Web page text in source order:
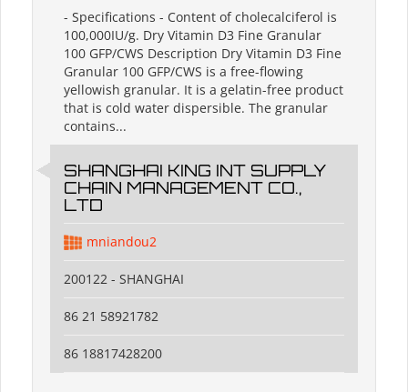
- Specifications - Content of cholecalciferol is
100,000IU/g. Dry Vitamin D3 Fine Granular
100 GFP/CWS Description Dry Vitamin D3 Fine
Granular 100 GFP/CWS is a free-flowing
yellowish granular. It is a gelatin-free product
that is cold water dispersible. The granular
contains...
SHANGHAI KING INT SUPPLY
CHAIN MANAGEMENT CO.,
LTD
mniandou2
200122 - SHANGHAI
86 21 58921782
86 18817428200